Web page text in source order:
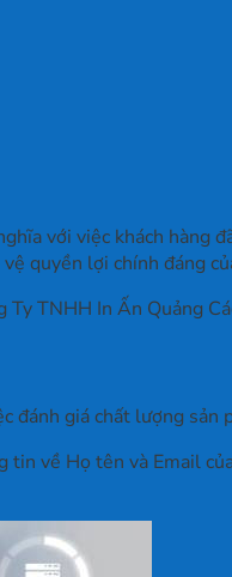
với việc khách hàng
quyền lợi chính đáng
Ty TNHH In Ấn Quảng
giá chất lượng sản
về Họ tên và Email